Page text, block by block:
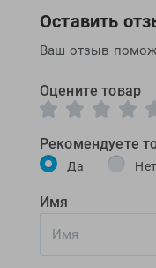
Оставить
Ваш отзыв
Оцените товар
Рекомендуете
Да Нет
Имя